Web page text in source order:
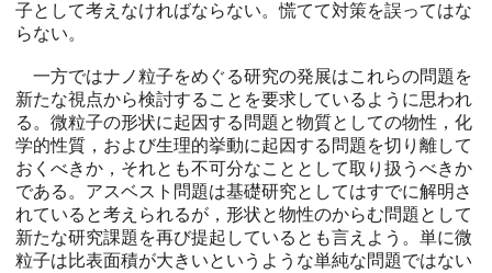
子として考えなければならない。慌てて対策を誤ってはな
らない。
一方ではナノ粒子をめぐる研究の発展はこれらの問題を
新たな視点から検討することを要求しているように思われ
る。微粒子の形状に起因する問題と物質としての物性，化
学的性質，および生理的挙動に起因する問題を切り離して
おくべきか，それとも不可分なこととして取り扱うべきか
である。アスベスト問題は基礎研究としてはすでに解明さ
れていると考えられるが，形状と物性のからむ問題として
新たな研究課題を再び提起しているとも言えよう。単に微
粒子は比表面積が大きいというような単純な問題ではない